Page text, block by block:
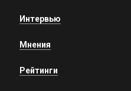
Интервью
Мнения
Рейтинги